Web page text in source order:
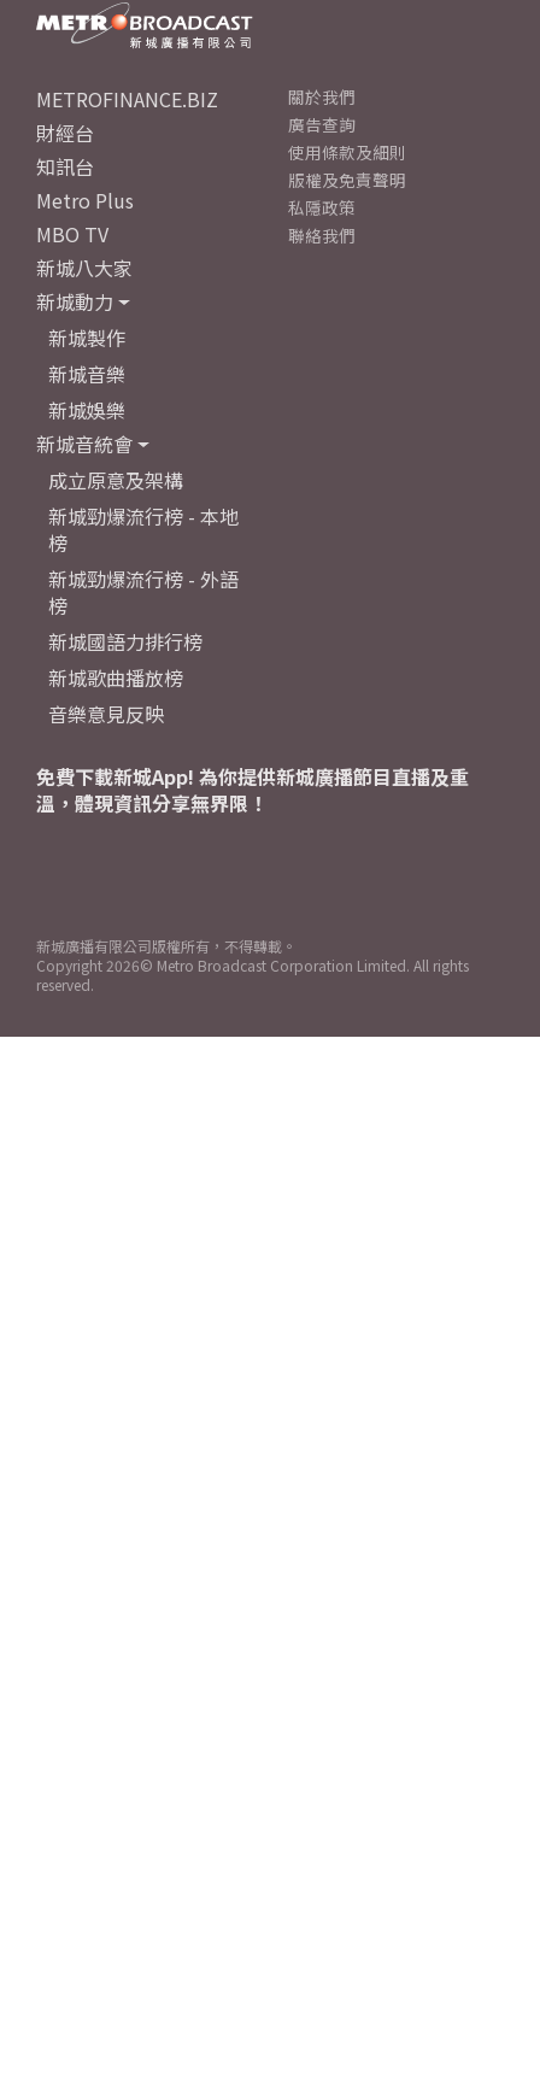
METROFINANCE.BIZ
財經台
知訊台
Metro Plus
MBO TV
新城八大家
新城動力
新城製作
新城音樂
新城娛樂
新城音統會
成立原意及架構
新城勁爆流行榜 - 本地
榜
新城勁爆流行榜 - 外語
榜
新城國語力排行榜
新城歌曲播放榜
音樂意見反映
關於我們
廣告查詢
使用條款及細則
版權及免責聲明
私隱政策
聯絡我們
免費下載新城App! 為你提供新城廣播節目直播及重
溫，體現資訊分享無界限！
新城廣播有限公司版權所有，不得轉載。
Copyright 2026© Metro Broadcast Corporation Limited. All rights
reserved.